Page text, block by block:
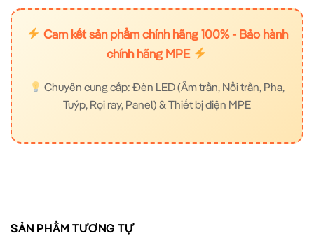
Cam kết sản phẩm chính hãng 100% - Bảo hành
chính hãng MPE
Chuyên cung cấp: Đèn LED (Âm trần, Nổi trần, Pha,
Tuýp, Rọi ray, Panel) & Thiết bị điện MPE
SẢN PHẨM TƯƠNG TỰ